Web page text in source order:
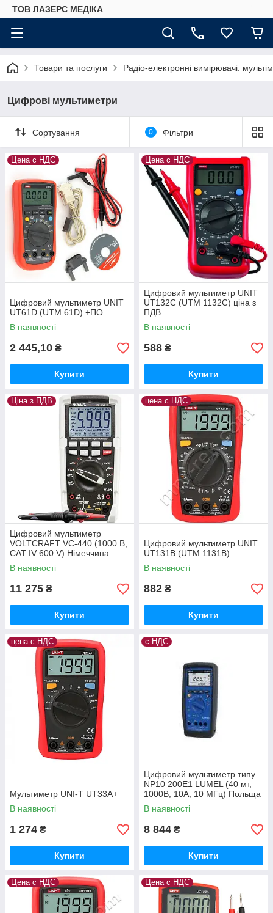
ТОВ ЛАЗЕРС МЕДІКА
Товари та послуги Радіо-електронні вимірювачі:
Цифрові мультиметри
Сортування 0 Фільтри
Цена с НДС
Цифровий мультиметр UNIT
UT61D (UTM 61D) +ПО
В наявності
2 445,10 ₴
Купити
Цена с НДС
Цифровий мультиметр UNIT
UT132C (UTM 1132C) ціна з
ПДВ
В наявності
588 ₴
Купити
Ціна з ПДВ
Цифровий мультиметр
VOLTCRAFT VC-440 (1000 В,
CAT IV 600 V) Німеччина
В наявності
11 275 ₴
Купити
цена с НДС
Цифровий мультиметр UNIT
UT131B (UTM 1131B)
В наявності
882 ₴
Купити
цена с НДС
Мультиметр UNI-T UT33A+
В наявності
1 274 ₴
Купити
с НДС
Цифровий мультиметр типу
NP10 200Е1 LUMEL (40 мт,
1000В, 10А, 10 МГц) Польща
з ПДВ
В наявності
8 844 ₴
Купити
Цена с НДС Цена с НДС